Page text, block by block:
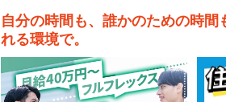
自分の時間も、誰かのための時
れる環境で。